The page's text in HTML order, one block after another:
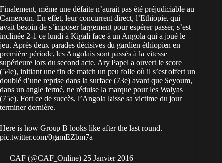
Finalement, même une défaite n’aurait pas été préjudiciable au
Cameroun. En effet, leur concurrent direct, l’Ethiopie, qui
avait besoin de s’imposer largement pour espérer passer, s’est
inclinée 2-1 ce lundi à Kigali face à un Angola qui a joué le
jeu. Après deux parades décisives du gardien éthiopien en
première période, les Angolais sont passés à la vitesse
supérieure lors du second acte. Ary Papel a ouvert le score
(54e), initiant une fin de match un peu folle où il s’est offert un
doublé d’une reprise dans la surface (73e) avant que Seyoum,
dans un angle fermé, ne réduise la marque pour les Walyas
(75e). Fort ce de succès, l’Angola laisse sa victime du jour
terminer dernière.
Here is how Group B looks like after the last round.
pic.twitter.com/0gamEZbm7a
— CAF (@CAF_Online) 25 Janvier 2016